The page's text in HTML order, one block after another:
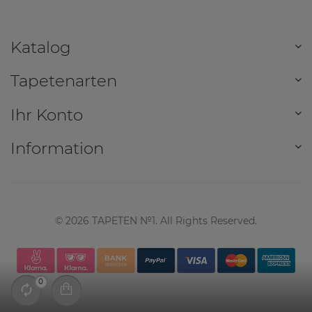
Katalog
Tapetenarten
Ihr Konto
Information
© 2026 TAPETEN №1. All Rights Reserved.
0